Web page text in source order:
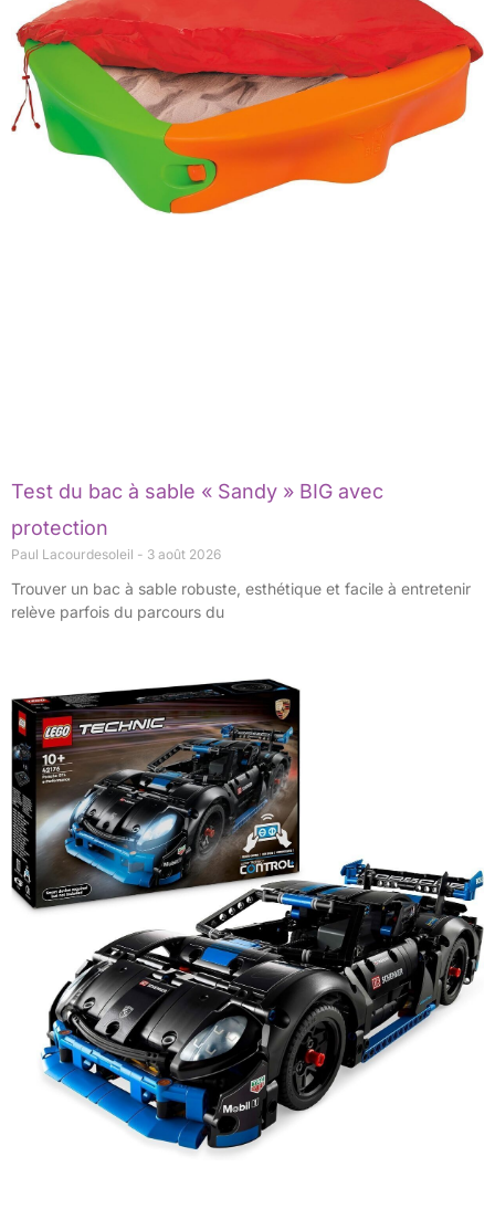
Test du bac à sable « Sandy » BIG avec
protection
Paul Lacourdesoleil 3 août 2026
Trouver un bac à sable robuste, esthétique et facile à entretenir
relève parfois du parcours du